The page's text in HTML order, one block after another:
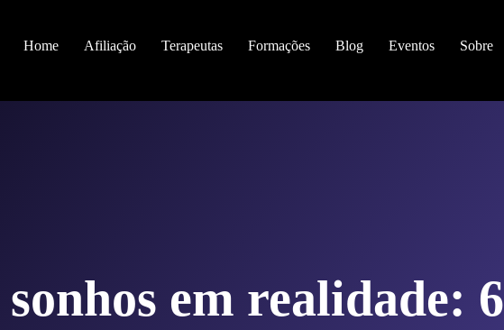
Home Afiliação Terapeutas Formações Blog Eventos Sobre
em realidade: 6